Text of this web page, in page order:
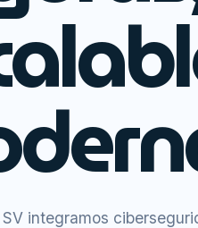
SV integramos